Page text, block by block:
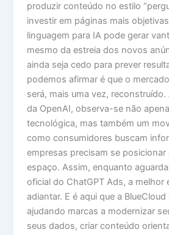
produzir conteúdo no estilo
investir em páginas mais
linguagem para IA pode gerar
mesmo da estreia dos novos
ainda seja cedo para prever
podemos afirmar é que o
será, mais uma vez,
da OpenAI, observa-se não
tecnológica, mas também um
como consumidores buscam
empresas precisam se posicionar
espaço. Assim, enquanto
oficial do ChatGPT Ads, a melhor
adiantar. E é aqui que a
ajudando marcas a modernizar
seus dados, criar conteúdo